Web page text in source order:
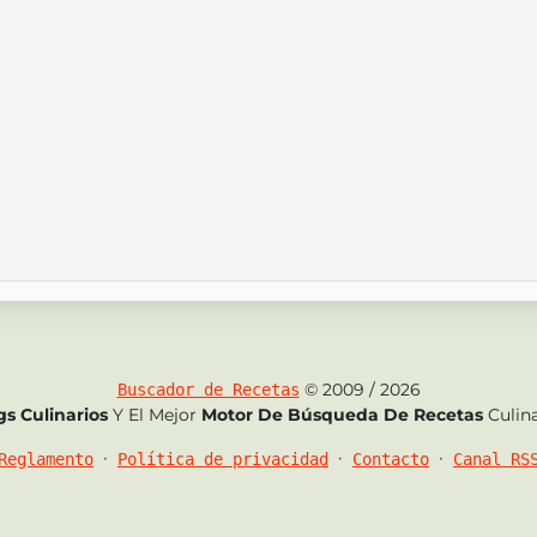
Buscador de Recetas © 2009 / 2026
Culinarios Y El Mejor Motor De Búsqueda De Recetas
• Política de privacidad • Contacto • Canal